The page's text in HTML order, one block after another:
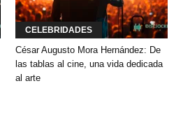
CELEBRIDADES
César Augusto Mora Hernández: De
las tablas al cine, una vida dedicada
al arte